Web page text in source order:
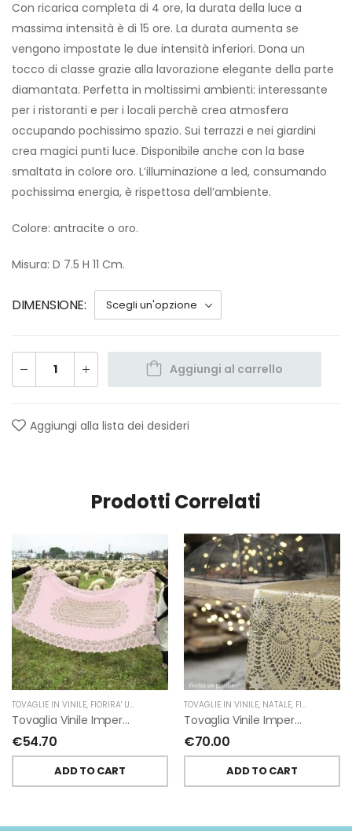
Con ricarica completa di 4 ore, la durata della luce a
massima intensità è di 15 ore. La durata aumenta se
vengono impostate le due intensità inferiori. Dona un
tocco di classe grazie alla lavorazione elegante della parte
diamantata. Perfetta in moltissimi ambienti: interessante
per i ristoranti e per i locali perchè crea atmosfera
occupando pochissimo spazio. Sui terrazzi e nei giardini
crea magici punti luce. Disponibile anche con la base
smaltata in colore oro. L’illuminazione a led, consumando
pochissima energia, è rispettosa dell’ambiente.
Colore: antracite o oro.
Misura: D 7.5 H 11 Cm.
DIMENSIONE
Aggiungi al carrello
Aggiungi alla lista dei desideri
Prodotti Correlati
TOVAGLIE IN VINILE, FIORIRA' UN GIARDINO
Tovaglia Vinile Impermeabile Pizzo Rosa Di Fiorirà Un Giardino
€54.70
ADD TO CART
TOVAGLIE IN VINILE, NATALE, FIORIRA' UN GIARDINO
Tovaglia Vinile Impermeabile Pizzo Oro Di Fiorirà Un Giardino
€70.00
ADD TO CART